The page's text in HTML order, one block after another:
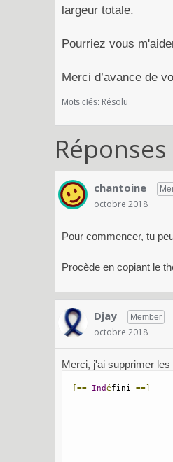
largeur totale.
Pourriez vous
Merci d’avance de
Mots clés: Résolu
Réponses
chantoine
octobre 2018
Pour commencer, tu
Procède en copiant le
Djay Member
octobre 2018
Merci, j'ai supprimer
[== Indéfini ==]